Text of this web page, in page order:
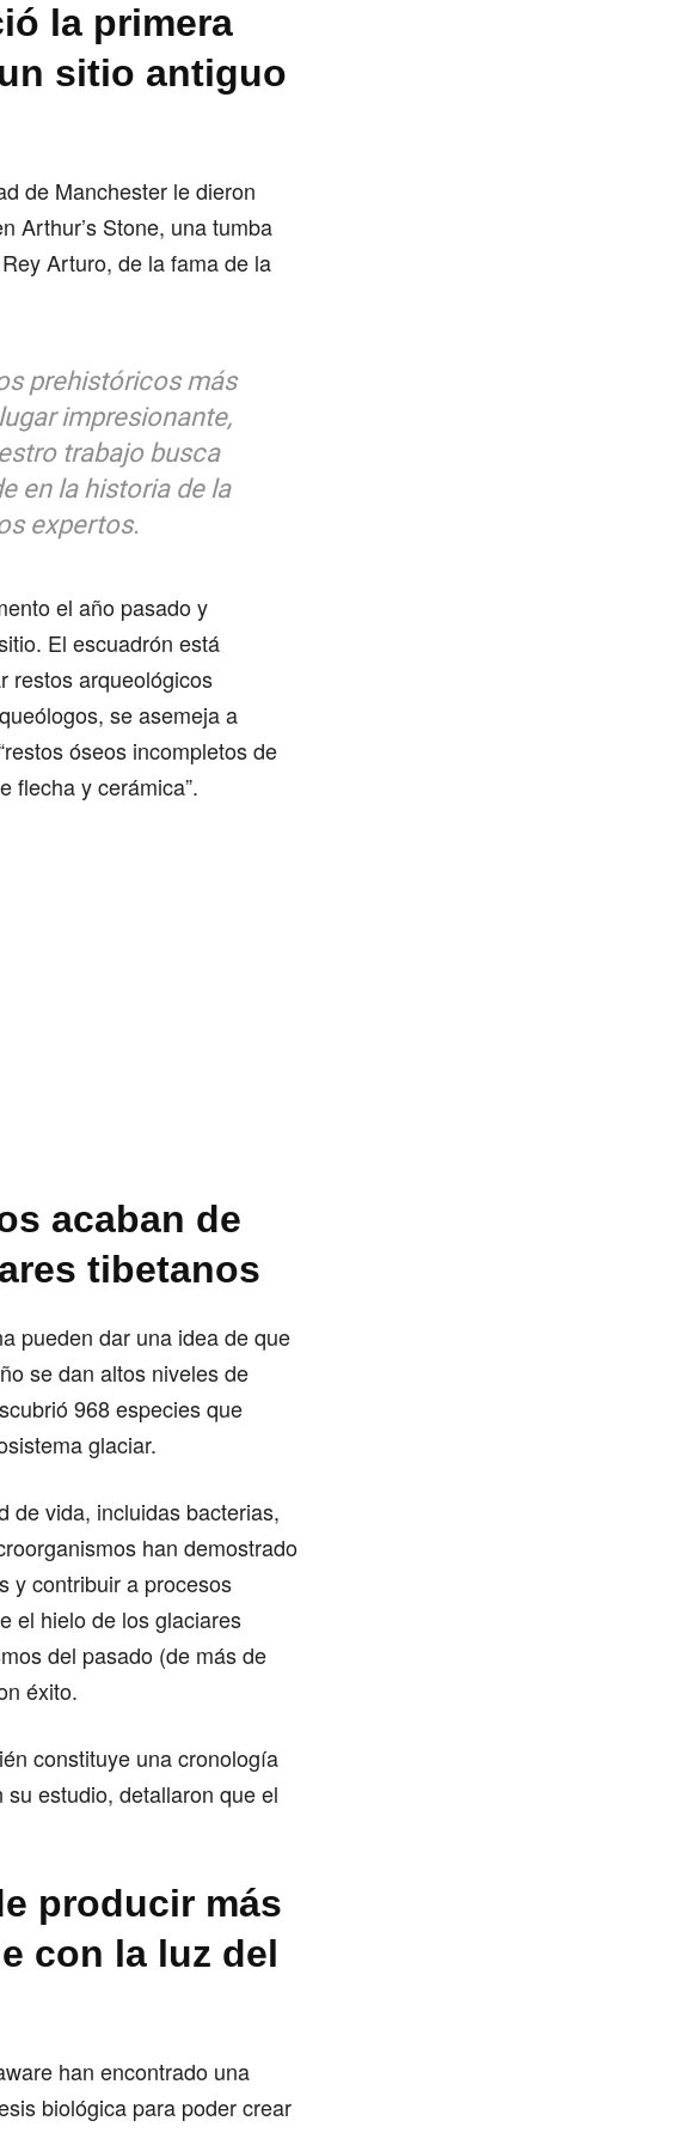
la primera
sitio antiguo
de Manchester le dieron
Arthur’s Stone, una tumba
Arturo, de la fama de la
prehistóricos más
impresionante,
trabajo busca
en la historia de la
expertos.
el año pasado y
El escuadrón está
restos arqueológicos
se asemeja a
óseos incompletos de
flecha y cerámica”.
acaban de
tibetanos
pueden dar una idea de que
se dan altos niveles de
968 especies que
glaciar.
de vida, incluidas bacterias,
han demostrado
y contribuir a procesos
el hielo de los glaciares
del pasado (de más de
éxito.
constituye una cronología
estudio, detallaron que el
producir más
con la luz del
han encontrado una
biológica para poder crear